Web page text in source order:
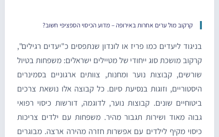
קרקוב מול ערים אחרות באירופה – מדוע הכיסוי הספציפי חשוב?
ליעדים כמו פריז או לונדון שנתפסים כ"יעדים רגילים",
מושכת סוג ייחודי של מטיילים ישראלים: משפחות בטיול
קבוצות נוער ומחנות, צוותים ארגוניים בסמינרים
וזוגות בנסיעת סיום. כל קבוצה אלו נושאת צרכים
שונים. קבוצות נוער, לדוגמה, דורשות כיסוי רפואי
מאוד ושירות תגבור מהיר. משפחות עם ילדים צריכות
מקיף לילדים עם אפשרות חזרה מהירה ארצה. מבוגרים